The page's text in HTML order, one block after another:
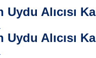
Uydu Alıcısı
Uydu Alıcısı